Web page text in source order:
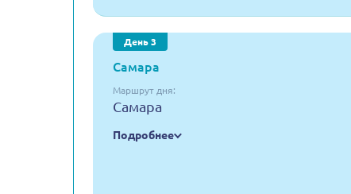
День 3
Самара
Маршрут дня:
Самара
Подробнее